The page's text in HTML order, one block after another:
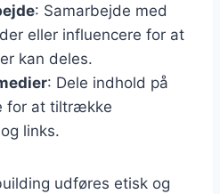
: Samarbejde med
eller influencere for at
kan deles.
: Dele indhold på
for at tiltrække
links.
udføres etisk og